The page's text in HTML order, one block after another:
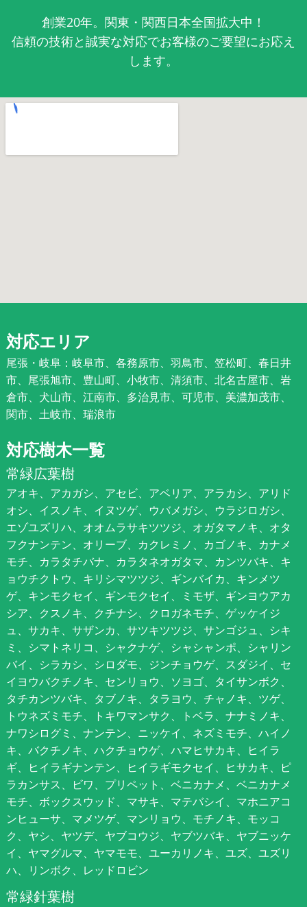
創業20年。関東・関西日本全国拡大中！
信頼の技術と誠実な対応でお客様のご要望にお応え
します。
対応エリア
尾張・岐阜：岐阜市、各務原市、羽鳥市、笠松町、春日井
市、尾張旭市、豊山町、小牧市、清須市、北名古屋市、岩
倉市、犬山市、江南市、多治見市、可児市、美濃加茂市、
関市、土岐市、瑞浪市
対応樹木一覧
常緑広葉樹
アオキ、アカガシ、アセビ、アベリア、アラカシ、アリド
オシ、イスノキ、イヌツゲ、ウバメガシ、ウラジロガシ、
エゾユズリハ、オオムラサキツツジ、オガタマノキ、オタ
フクナンテン、オリーブ、カクレミノ、カゴノキ、カナメ
モチ、カラタチバナ、カラタネオガタマ、カンツバキ、キ
ョウチクトウ、キリシマツツジ、ギンバイカ、キンメツ
ゲ、キンモクセイ、ギンモクセイ、ミモザ、ギンヨウアカ
シア、クスノキ、クチナシ、クロガネモチ、ゲッケイジ
ュ、サカキ、サザンカ、サツキツツジ、サンゴジュ、シキ
ミ、シマトネリコ、シャクナゲ、シャシャンポ、シャリン
バイ、シラカシ、シロダモ、ジンチョウゲ、スダジイ、セ
イヨウバクチノキ、センリョウ、ソヨゴ、タイサンボク、
タチカンツバキ、タブノキ、タラヨウ、チャノキ、ツゲ、
トウネズミモチ、トキワマンサク、トベラ、ナナミノキ、
ナワシログミ、ナンテン、ニッケイ、ネズミモチ、ハイノ
キ、バクチノキ、ハクチョウゲ、ハマヒサカキ、ヒイラ
ギ、ヒイラギナンテン、ヒイラギモクセイ、ヒサカキ、ピ
ラカンサス、ビワ、プリペット、ベニカナメ、ベニカナメ
モチ、ボックスウッド、マサキ、マテバシイ、マホニアコ
ンヒューサ、マメツゲ、マンリョウ、モチノキ、モッコ
ク、ヤシ、ヤツデ、ヤブコウジ、ヤブツバキ、ヤブニッケ
イ、ヤマグルマ、ヤマモモ、ユーカリノキ、ユズ、ユズリ
ハ、リンボク、レッドロビン
常緑針葉樹